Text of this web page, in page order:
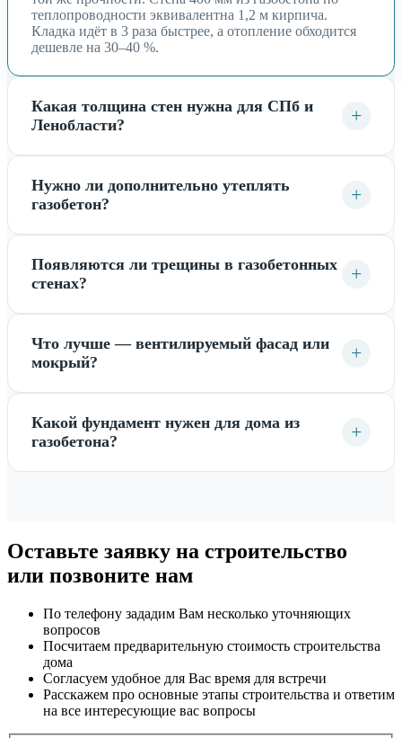
теплопроводности эквивалентна 1,2 м кирпича.
Кладка идёт в 3 раза быстрее, а отопление обходится
дешевле на 30–40 %.
Какая толщина стен нужна для СПб и
Ленобласти?
+
Нужно ли дополнительно утеплять
газобетон?
+
Появляются ли трещины в газобетонных
стенах?
+
Что лучше — вентилируемый фасад или
мокрый?
+
Какой фундамент нужен для дома из
газобетона?
+
Оставьте заявку на строительство
или позвоните нам
По телефону зададим Вам несколько уточняющих
вопросов
Посчитаем предварительную стоимость строительства
дома
Согласуем удобное для Вас время для встречи
Расскажем про основные этапы строительства и ответим
на все интересующие вас вопросы